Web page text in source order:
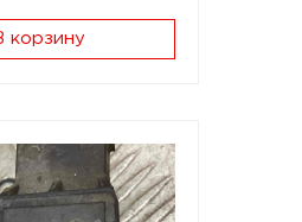
корзину